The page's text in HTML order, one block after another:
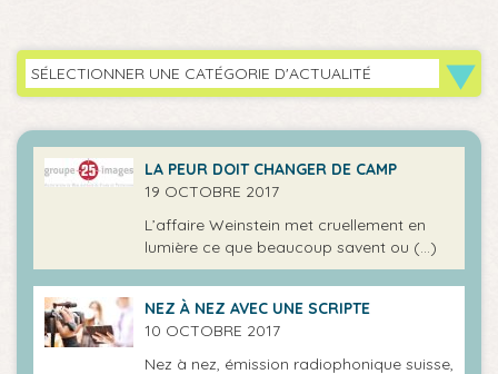
SÉLECTIONNER UNE CATÉGORIE D'ACTUALITÉ
LA PEUR DOIT CHANGER DE CAMP
19 OCTOBRE 2017
L’affaire Weinstein met cruellement en
lumière ce que beaucoup savent ou (…)
NEZ À NEZ AVEC UNE SCRIPTE
10 OCTOBRE 2017
Nez à nez, émission radiophonique suisse,